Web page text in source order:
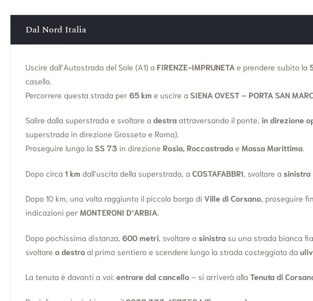
Dal Nord Italia
Uscire dall’Autostrada del Sole (A1) a FIRENZE-IMPRUNETA e prendere subito la
casello.
Percorrere questa strada per65 km e uscire a SIENA OVEST – PORTA SAN
Salire dalla superstrada e svoltare a destraattraversando il ponte, in direzione
superstrada in direzione Grosseto e Roma).
Proseguire lungo la SS 73 in direzione Rosia, Roccastradae Massa Marittima.
Dopo circa 1 km dall’uscita della superstrada, a COSTAFABBRI , svoltare a sinistra
Dopo 10 km, una volta raggiunto il piccolo borgo di Ville di Corsano , proseguire
indicazioni perMONTERONI D’ARBIA
Dopo pochissima distanza, 600 metri , svoltare a sinistra su una strada bianca
svoltare a destraal primo sentiero e scendere lungo la strada costeggiata da
La tenuta è davanti a voi:entrare dal cancello– si arriverà alla Tenuta di